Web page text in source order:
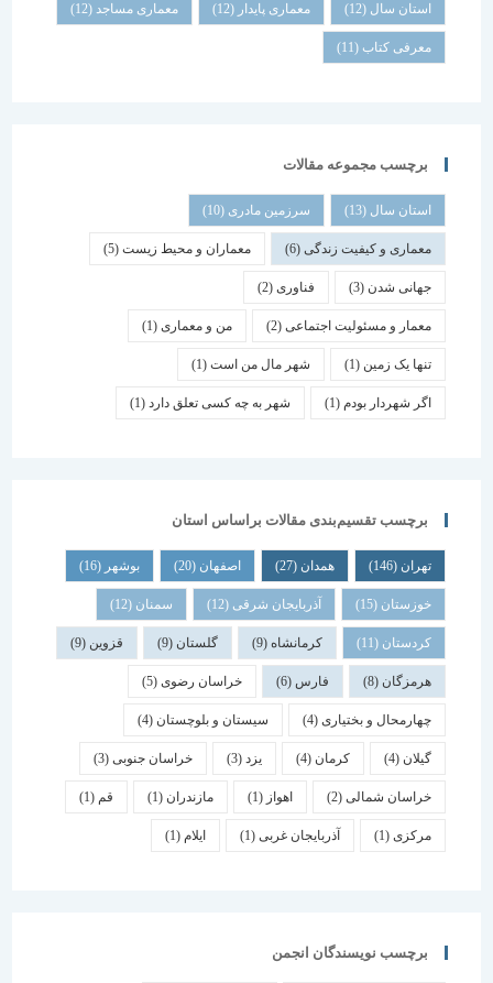
استان سال(12) معماری پایدار (12) معماری مساجد(12)
معرفی کتاب(11)
برچسب مجموعه مقالات
استان سال(13) سرزمین مادری(10)
معماری و کیفیت زندگی(6) معماران و محیط زیست(5)
جهانی شدن(3) فناوری (2)
معمار و مسئولیت اجتماعی (2) من و معماری (1)
تنها یک زمین(1) شهر مال من است(1)
اگر شهردار بودم (1) شهر به چه کسی تعلق دارد(1)
برچسب تقسیم‌بندی مقالات براساس استان
همدان اصفهان (20) بوشهر
خوزستان(15) آذربایجان شرقی(12) سمنان (12)
کردستان(11) کرمانشاه(9) گلستان (9) قزوین
هرمزگان(8) فارس خراسان رضوی(5)
چهارمحال و بختیاری (4) سیستان و بلوچستان(4)
کرمان یزد خراسان جنوبی(3)
خراسان شمالی(2) اهواز مازندران(1) قم
(1) آذربایجان غربی(1) ایلام
برچسب نویسندگان انجمن